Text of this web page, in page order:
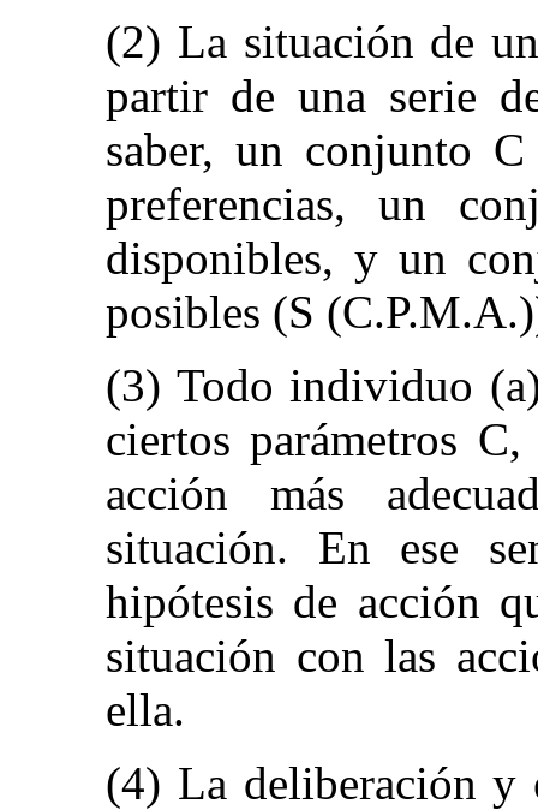
(2) La situación de
partir de una serie
saber, un conjunto
preferencias, un
disponibles, y un
posibles (S
(3) Todo individuo
ciertos parámetros
acción más
situación. En ese
hipótesis de acción
situación con las
ella.
(4) La deliberación y